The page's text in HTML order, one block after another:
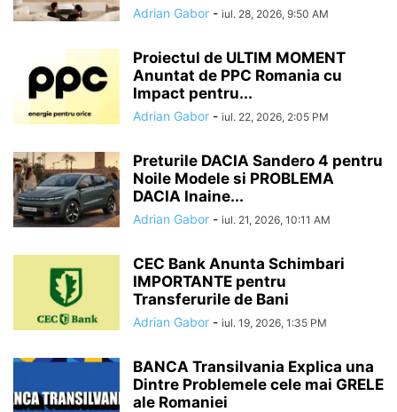
Adrian Gabor - iul. 28, 2026, 9:50 AM
Proiectul de ULTIM MOMENT
Anuntat de PPC Romania cu
Impact pentru...
Adrian Gabor - iul. 22, 2026, 2:05 PM
Preturile DACIA Sandero 4 pentru
Noile Modele si PROBLEMA
DACIA Inaine...
Adrian Gabor - iul. 21, 2026, 10:11 AM
CEC Bank Anunta Schimbari
IMPORTANTE pentru
Transferurile de Bani
Adrian Gabor - iul. 19, 2026, 1:35 PM
BANCA Transilvania Explica una
Dintre Problemele cele mai GRELE
ale Romaniei